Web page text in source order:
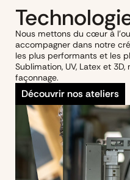
Nous mettons du cœur à
accompagner dans notre
les plus performants et les
Sublimation, UV, Latex et
façonnage.
Découvrir nos ateliers